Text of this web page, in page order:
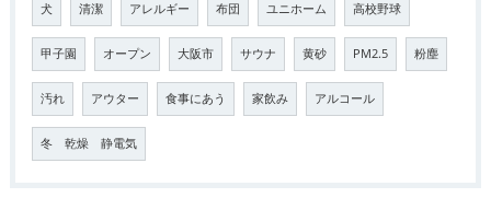
犬 清潔 アレルギー 布団 ユニホーム 高校野球
甲子園 オープン 大阪市 サウナ 黄砂 PM2.5 粉塵
汚れ アウター 食事にあう 家飲み アルコール
冬 乾燥 静電気